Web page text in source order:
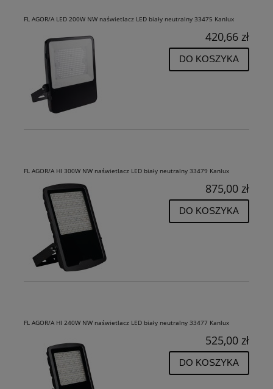
FL AGOR/A LED 200W NW naświetlacz LED biały neutralny 33475 Kanlux
420,66 zł
DO KOSZYKA
FL AGOR/A HI 300W NW naświetlacz LED biały neutralny 33479 Kanlux
875,00 zł
DO KOSZYKA
FL AGOR/A HI 240W NW naświetlacz LED biały neutralny 33477 Kanlux
525,00 zł
DO KOSZYKA